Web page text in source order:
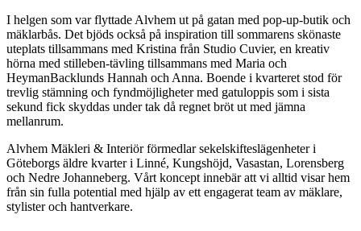
I helgen som var flyttade Alvhem ut på gatan med pop-up-butik och
mäklarbås. Det bjöds också på inspiration till sommarens skönaste
uteplats tillsammans med Kristina från Studio Cuvier, en kreativ
hörna med stilleben-tävling tillsammans med Maria och
HeymanBacklunds Hannah och Anna. Boende i kvarteret stod för
trevlig stämning och fyndmöjligheter med gatuloppis som i sista
sekund fick skyddas under tak då regnet bröt ut med jämna
mellanrum.
Alvhem Mäkleri & Interiör förmedlar sekelskifteslägenheter i
Göteborgs äldre kvarter i Linné, Kungshöjd, Vasastan, Lorensberg
och Nedre Johanneberg. Vårt koncept innebär att vi alltid visar hem
från sin fulla potential med hjälp av ett engagerat team av mäklare,
stylister och hantverkare.